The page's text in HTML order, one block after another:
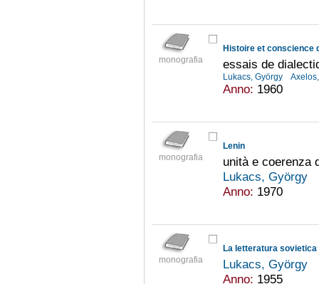
monografia
Histoire et conscience
essais de
Lukacs, György
Anno: 1960
monografia
Lenin
unità e coerenza
Lukacs, György
Anno: 1970
monografia
La letteratura sovietica
Lukacs, György
Anno: 1955